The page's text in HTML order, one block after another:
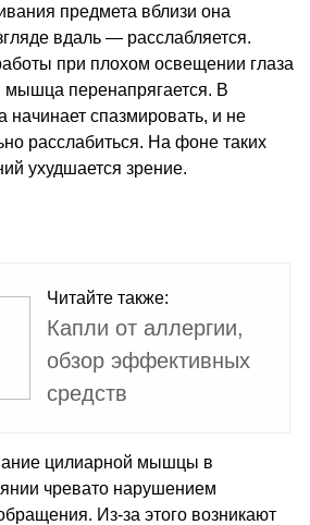
предмета вблизи она
вдаль — расслабляется.
при плохом освещении глаза
мышца перенапрягается. В
начинает спазмировать, и не
расслабиться. На фоне таких
ухудшается зрение.
Читайте также:
Капли от аллергии,
обзор эффективных
средств
цилиарной мышцы в
чревато нарушением
Из-за этого возникают